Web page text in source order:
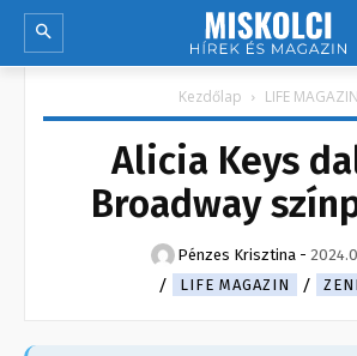
Kezdőlap LIFE MAGAZIN
Alicia Keys
Broadway
Pénzes Krisztina -
LIFE MAGAZIN